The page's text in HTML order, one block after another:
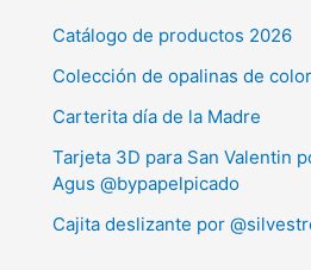
Catálogo de productos 2026
Colección de opalinas de
Carterita día de la Madre
Tarjeta 3D para San Valentin
Agus @bypapelpicado
Cajita deslizante por